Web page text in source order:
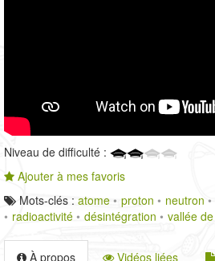
Niveau de difficulté :
Ajouter à mes favoris
Mots-clés : atome proton neutron
radioactivité
désintégration vallée
À propos Vidéos liées